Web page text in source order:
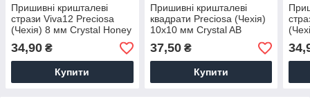
Пришивні кришталеві
стрази Viva12 Preciosa
(Чехія) 8 мм Crystal Honey
34,90 ₴
Купити
Пришивні кришталеві
квадрати Preciosa (Чехія)
10х10 мм Crystal AB
37,50₴
Купити